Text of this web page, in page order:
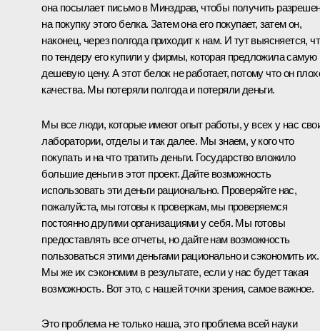
она посылает письмо в Минздрав, чтобы получить
на покупку этого белка. Затем она его покупает, затем он,
наконец, через полгода приходит к нам. И тут выясняется,
по тендеру его купили у фирмы, которая предложила самую
дешевую цену. А этот белок не работает, потому что он
качества. Мы потеряли полгода и потеряли деньги.
Мы все люди, которые имеют опыт работы, у всех у нас
лаборатории, отделы и так далее. Мы знаем, у кого что
покупать и на что тратить деньги. Государство вложило
большие деньги в этот проект. Дайте возможность
использовать эти деньги рационально. Проверяйте нас,
пожалуйста, мы готовы к проверкам, мы проверяемся
постоянно другими организациями у себя. Мы готовы
предоставлять все отчеты, но дайте нам возможность
пользоваться этими деньгами рационально и сэкономить их.
Мы же их сэкономим в результате, если у нас будет такая
возможность. Вот это, с нашей точки зрения, самое важное.
Это проблема не только наша, это проблема всей науки